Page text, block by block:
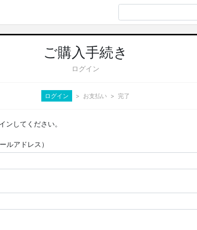
ご購入手続き
ログイン
ログイン お支払い 完了
ンしてください。
ルアドレス）